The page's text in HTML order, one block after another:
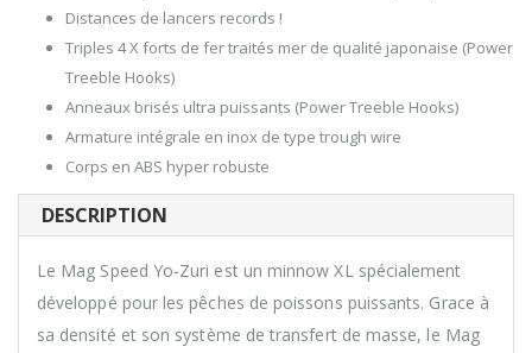
Distances de lancers records !
Triples 4 X forts de fer traités mer de qualité japonaise (Power
Treeble Hooks)
Anneaux brisés ultra puissants (Power Treeble Hooks)
Armature intégrale en inox de type trough wire
Corps en ABS hyper robuste
DESCRIPTION
Le Mag Speed Yo-Zuri est un minnow XL spécialement
développé pour les pêches de poissons puissants. Grace à
sa densité et son système de transfert de masse, le Mag